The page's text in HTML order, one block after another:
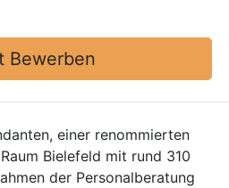
Bewerben
einer renommierten
Bielefeld mit rund 310
der Personalberatung